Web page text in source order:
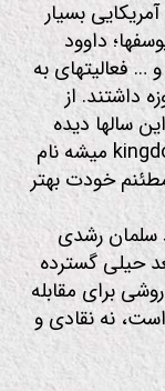
بسیار
داوود
… فعالیتهای به
این حوزه داشتند. از
سالها دیده
شده که از نمونه های آن kingdom of heaven میشه نام
خودت بهتر
سلمان رشدی
حیلی گسترده
برای مقابله
نه نقادی و